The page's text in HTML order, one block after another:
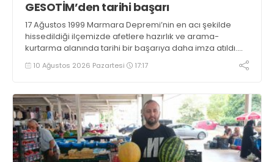
GESOTİM’den tarihi başarı
17 Ağustos 1999 Marmara Depremi’nin en acı şekilde
hissedildiği ilçemizde afetlere hazırlık ve arama-
kurtarma alanında tarihi bir başarıya daha imza atıldı.
Gölcük Arama Kurtarma Derneği (GESOTİM),
bünyesindeki 4. arama-kurtarma ekibinin akreditasyon
10 Ağustos 2026 Pazartesi 17:17